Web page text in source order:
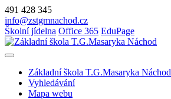
491 428 345
info@zstgmnachod.cz
Školní jídelna Office 365 EduPage
Základní škola T.G.Masaryka Náchod
Vyhledávání
Mapa webu